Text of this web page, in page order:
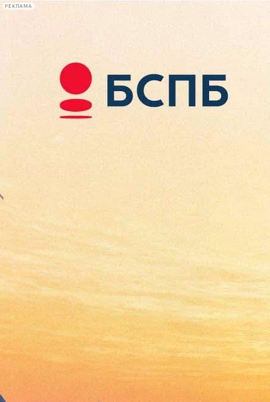
РЕКЛАМА
Сегодня:
2026.08.07
11:10
Афиша Plus
Названы самые
высокооплачиваемые
музыканты мира
Версия для печати